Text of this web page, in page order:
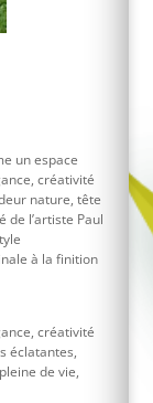
un espace
créativité
nature, tête
de l’artiste Paul
à la finition
créativité
éclatantes,
de vie,